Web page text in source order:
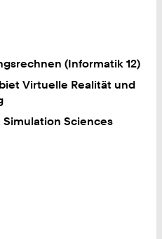
(Informatik 12)
Virtuelle Realität und
Sciences